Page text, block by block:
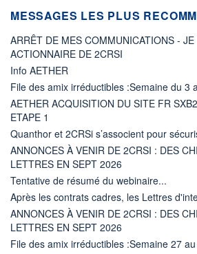
MESSAGES LES PLUS
ARRÊT DE MES COMMUNICATIONS -
ACTIONNAIRE DE 2CRSI
Info AETHER
File des amix irréductibles :Semaine du 3
AETHER ACQUISITION DU SITE FR
ETAPE 1
Quanthor et 2CRSi s’associent pour
ANNONCES À VENIR DE 2CRSI : DES
LETTRES EN SEPT 2026
Tentative de résumé du webinaire...
Après les contrats cadres, les Lettres
ANNONCES À VENIR DE 2CRSI : DES
LETTRES EN SEPT 2026
File des amix irréductibles :Semaine 27